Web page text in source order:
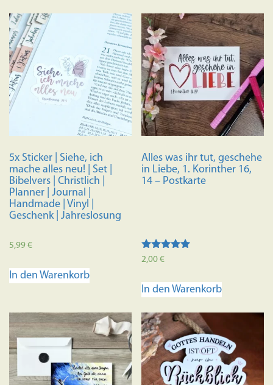
5x Sticker | Siehe, ich
mache alles neu! | Set |
Bibelvers | Christlich |
Planner | Journal |
Handmade | Vinyl |
Geschenk | Jahreslosung
5,99€
In den Warenkorb
Alles was ihr tut, geschehe
in Liebe, 1. Korinther 16,
14 – Postkarte
Bewertet mit
2,00€
In den Warenkorb